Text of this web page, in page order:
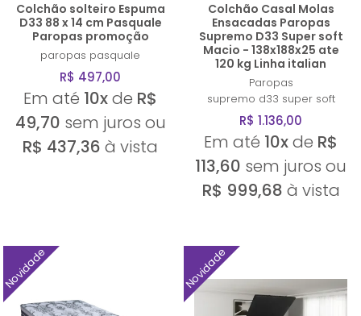
Colchão solteiro Espuma
D33 88 x 14 cm Pasquale
Paropas promoção
paropas pasquale
R$ 497,00
Em até 10xde R$
49,70 sem juros ou
R$ 437,36 à vista
Colchão Casal Molas
Ensacadas Paropas
Supremo D33 Super soft
Macio - 138x188x25 ate
120 kg Linha italian
Paropas
supremo d33 super soft
R$ 1.136,00
Em até 10xde R$
113,60 sem juros ou
R$ 999,68 à vista
Novidade Novidade